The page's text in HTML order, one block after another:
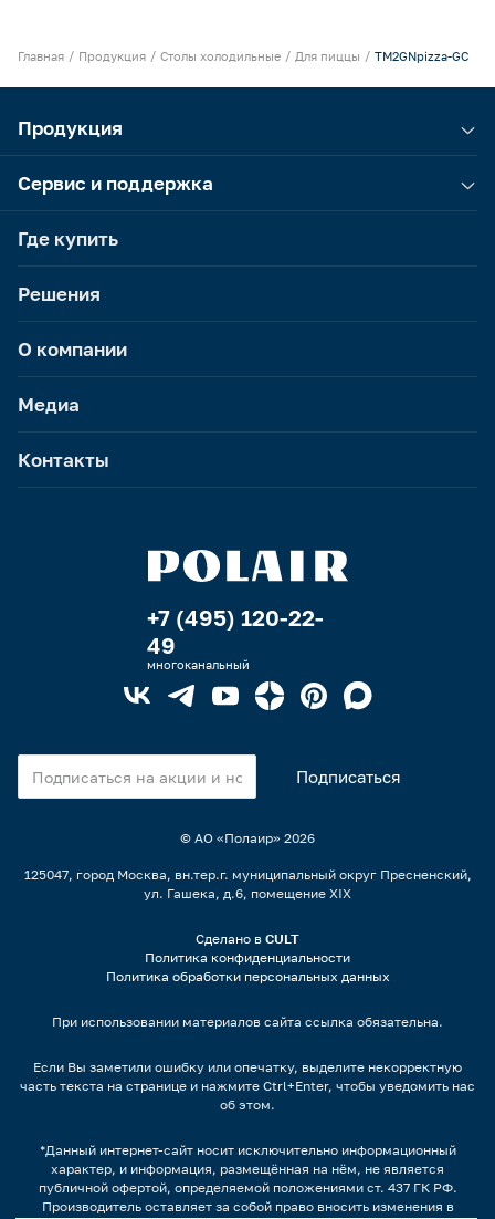
Главная Продукция Столы холодильные Для пиццы TM2GNpizza-GC
Продукция
Сервис и поддержка
Где купить
Решения
О компании
Медиа
Контакты
+7 (495) 120-22-
49
многоканальный
© АО «Полаир» 2026
125047, город Москва, вн.тер.г. муниципальный округ Пресненский,
ул. Гашека, д.6, помещение XIX
Сделано в CULT
Политика конфиденциальности
Политика обработки персональных данных
При использовании материалов сайта ссылка обязательна.
Если Вы заметили ошибку или опечатку, выделите некорректную
часть текста на странице и нажмите Ctrl+Enter, чтобы уведомить нас
об этом.
*Данный интернет-сайт носит исключительно информационный
характер, и информация, размещённая на нём, не является
публичной офертой, определяемой положениями ст. 437 ГК РФ.
Производитель оставляет за собой право вносить изменения в